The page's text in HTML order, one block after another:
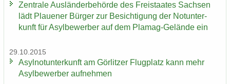
Zen­tra­le Aus­län­der­be­hör­de des Frei­staa­tes Sach­sen
lädt Plaue­ner Bür­ger zur Be­sich­ti­gung der Not­un­ter­
kunft für Asyl­be­wer­ber auf dem Plamag-​Gelände ein
29.10.2015
Asyl­not­un­ter­kunft am Gör­lit­zer Flug­platz kann mehr
Asyl­be­wer­ber auf­neh­men